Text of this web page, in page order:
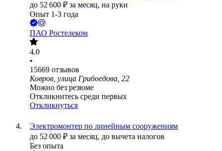
до 52 600 ₽ за месяц, на руки
Опыт 1-3 года
ПАО Ростелеком
4.0
•
15669 отзывов
Ковров, улица Грибоедова, 22
Можно без резюме
Откликнитесь среди первых
Откликнуться
Электромонтер по линейным сооружениям
до 52 000 ₽ за месяц, до вычета налогов
Без опыта